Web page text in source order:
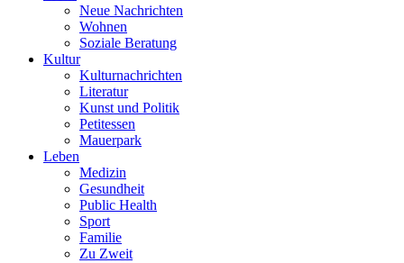
Neue Nachrichten
Wohnen
Soziale Beratung
Kultur
Kulturnachrichten
Literatur
Kunst und Politik
Petitessen
Mauerpark
Leben
Medizin
Gesundheit
Public Health
Sport
Familie
Zu Zweit